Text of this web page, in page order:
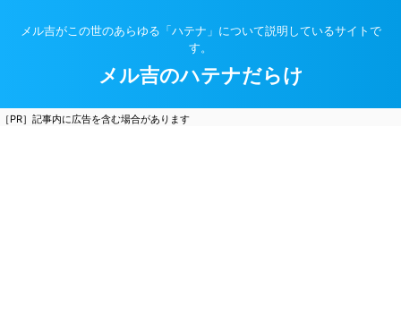
メル吉がこの世のあらゆる「ハテナ」について説明しているサイトで
す。
メル吉のハテナだらけ
［PR］記事内に広告を含む場合があります